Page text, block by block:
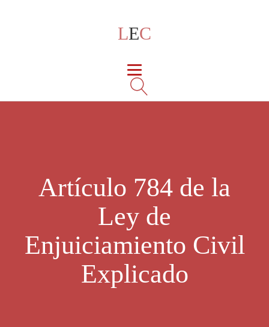
LEC
Artículo 784 de la
Ley de
Enjuiciamiento Civil
Explicado